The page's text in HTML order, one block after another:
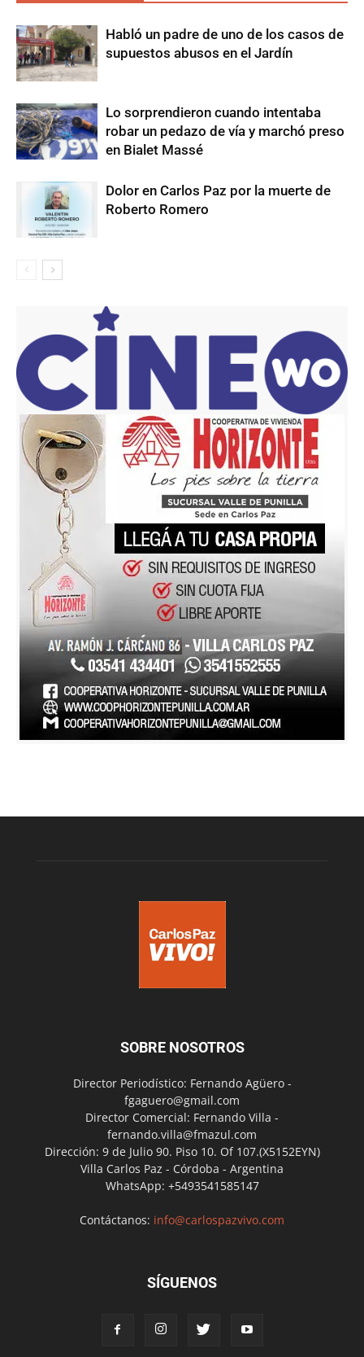
Habló un padre de uno de los casos de
supuestos abusos en el Jardín
Lo sorprendieron cuando intentaba
robar un pedazo de vía y marchó preso
en Bialet Massé
Dolor en Carlos Paz por la muerte de
Roberto Romero
SOBRE NOSOTROS
Director Periodístico: Fernando Agüero -
fgaguero@gmail.com
Director Comercial: Fernando Villa -
fernando.villa@fmazul.com
Dirección: 9 de Julio 90. Piso 10. Of 107.(X5152EYN)
Villa Carlos Paz - Córdoba - Argentina
WhatsApp: +5493541585147
Contáctanos: info@carlospazvivo.com
SÍGUENOS